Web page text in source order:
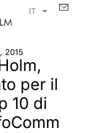
IT
2015
per il
10 di